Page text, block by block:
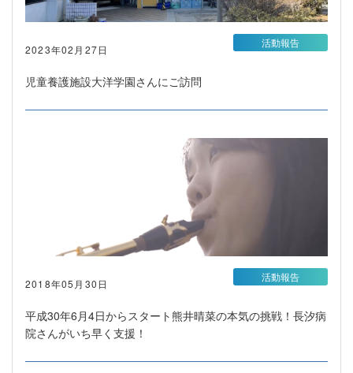
2023年02月27日
児童養護施設大洋学園さんにご訪問
活動報告
2018年05月30日
平成30年6月4日からスタート熊井晴菜の本気の挑戦！長汐病
院さんがいち早く支援！
活動報告